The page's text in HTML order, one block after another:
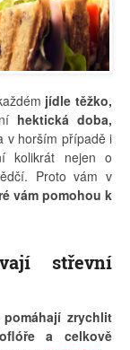
jídle těžko,
hektická doba,
v horším případě i
kolikrát nejen o
Proto vám v
vám pomohou k
střevní
pomáhají zrychlit
a celkově